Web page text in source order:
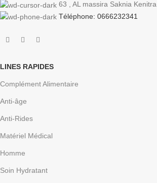
63 , AL massira Saknia Kenitra
Téléphone: 0666232341
LINES RAPIDES
Complément Alimentaire
Anti-âge
Anti-Rides
Matériel Médical
Homme
Soin Hydratant